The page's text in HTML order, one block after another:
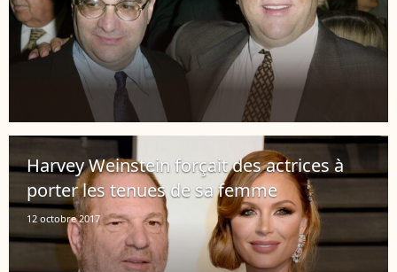
Harvey Weinstein forçait des actrices à
porter les tenues de sa femme
12 octobre 2017